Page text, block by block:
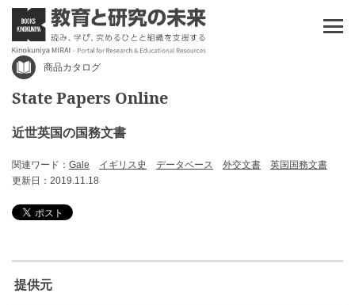
商品カタログ
State Papers Online
近世英国の国務文書
関連ワード： Gale イギリス史 データベース 外交文書
英国国務文書
更新日：2019.11.18
提供元